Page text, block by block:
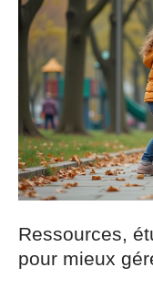
Ressources,
pour mieux